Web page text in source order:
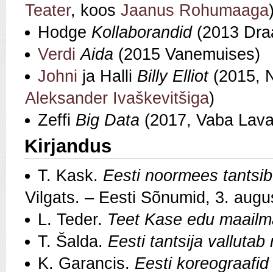
Teater, koos Jaanus Rohumaaga
Hodge Kollaborandid(2013
Verdi Aida (2015 Vanemuises)
Johni ja Halli Billy Elliot(2015,
Aleksander Ivaškevitšiga)
Zeffi Big Data (2017, Vaba
Kirjandus
T. Kask. Eesti noormees
Vilgats. – Eesti Sõnumid, 3.
L. Teder. Teet Kase edu
T. Šalda. Eesti tantsija vallutab
K. Garancis. Eesti